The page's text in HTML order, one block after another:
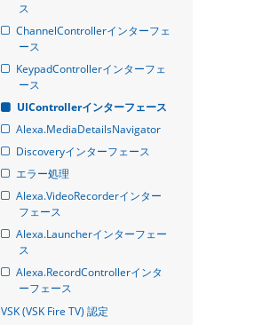
ス
ChannelControllerインターフェ
ース
KeypadControllerインターフェ
ース
UIControllerインターフェース
Alexa.MediaDetailsNavigator
Discoveryインターフェース
エラー処理
Alexa.VideoRecorderインター
フェース
Alexa.Launcherインターフェー
ス
Alexa.RecordControllerインタ
ーフェース
VSK (VSK Fire TV) 認定